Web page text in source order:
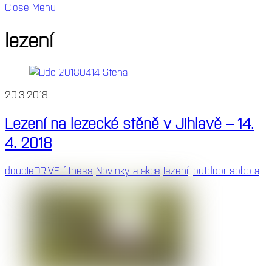
Close Menu
lezení
20.3.2018
Lezení na lezecké stěně v Jihlavě – 14.
4. 2018
doubleDRIVE fitness Novinky a akce lezení, outdoor sobota